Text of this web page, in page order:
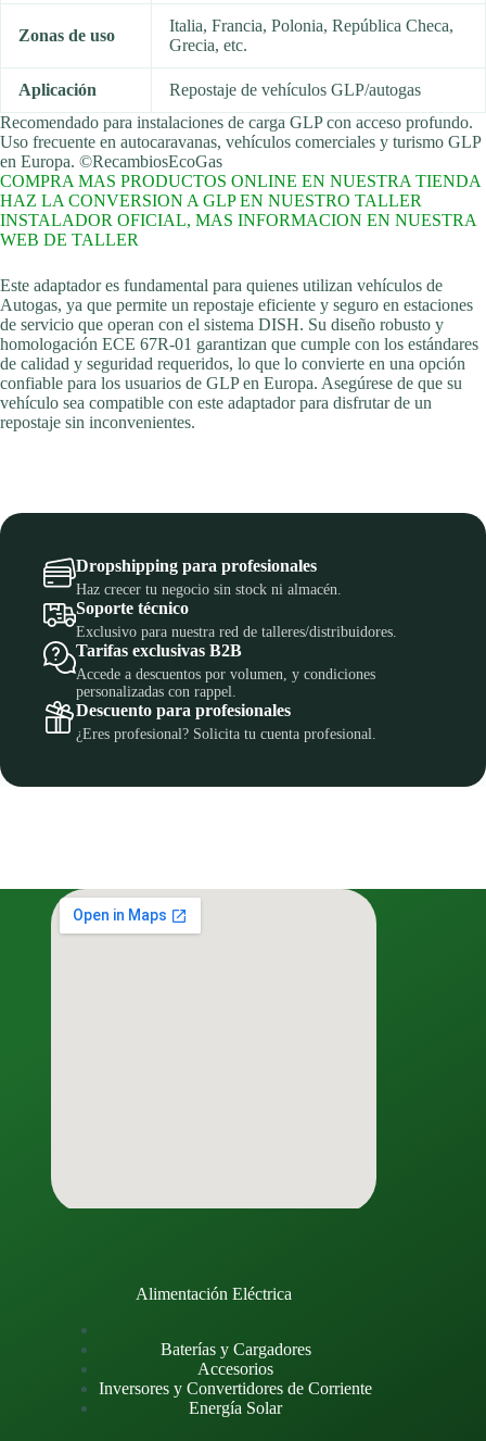
Zonas de uso
Italia, Francia, Polonia, República Checa,
Grecia, etc.
Aplicación
Repostaje de vehículos GLP/autogas
Recomendado para instalaciones de carga GLP con acceso profundo.
Uso frecuente en autocaravanas, vehículos comerciales y turismo GLP
en Europa. ©RecambiosEcoGas
COMPRA MAS PRODUCTOS ONLINE EN NUESTRA TIENDA
HAZ LA CONVERSION A GLP EN NUESTRO TALLER
INSTALADOR OFICIAL, MAS INFORMACION EN NUESTRA
WEB DE TALLER
Este adaptador es fundamental para quienes utilizan vehículos de
Autogas, ya que permite un repostaje eficiente y seguro en estaciones
de servicio que operan con el sistema DISH. Su diseño robusto y
homologación ECE 67R-01 garantizan que cumple con los estándares
de calidad y seguridad requeridos, lo que lo convierte en una opción
confiable para los usuarios de GLP en Europa. Asegúrese de que su
vehículo sea compatible con este adaptador para disfrutar de un
repostaje sin inconvenientes.
Dropshipping para profesionales
Haz crecer tu negocio sin stock ni almacén.
Soporte técnico
Exclusivo para nuestra red de talleres/distribuidores.
Tarifas exclusivas B2B
Accede a descuentos por volumen, y condiciones
personalizadas con rappel.
Descuento para profesionales
¿Eres profesional? Solicita tu cuenta profesional.
Alimentación Eléctrica
Baterías y Cargadores
Accesorios
Inversores y Convertidores de Corriente
Energía Solar